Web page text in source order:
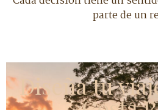
parte de un
Diseña tu